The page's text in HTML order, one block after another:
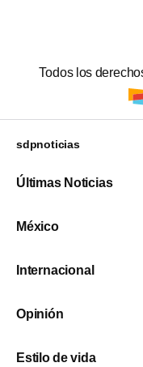
Todos los
sdpnoticias
Últimas Noticias
México
Internacional
Opinión
Estilo de vida